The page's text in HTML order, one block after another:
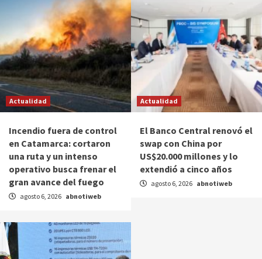
Actualidad
Incendio fuera de control
en Catamarca: cortaron
una ruta y un intenso
operativo busca frenar el
gran avance del fuego
agosto 6, 2026 abnotiweb
Actualidad
El Banco Central renovó el
swap con China por
US$20.000 millones y lo
extendió a cinco años
agosto 6, 2026 abnotiweb